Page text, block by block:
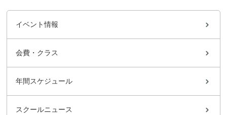
イベント情報
会費・クラス
年間スケジュール
スクールニュース